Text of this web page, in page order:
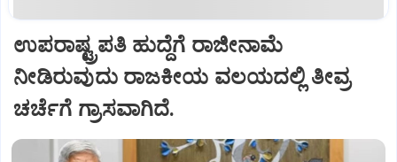
ಉಪರಾಷ್ಟ್ರಪತಿ ಹುದ್ದೆಗೆ ರಾಜೀನಾಮೆ
ನೀಡಿರುವುದು ರಾಜಕೀಯ ವಲಯದಲ್ಲಿ ತೀವ್ರ
ಚರ್ಚೆಗೆ ಗ್ರಾಸವಾಗಿದೆ.